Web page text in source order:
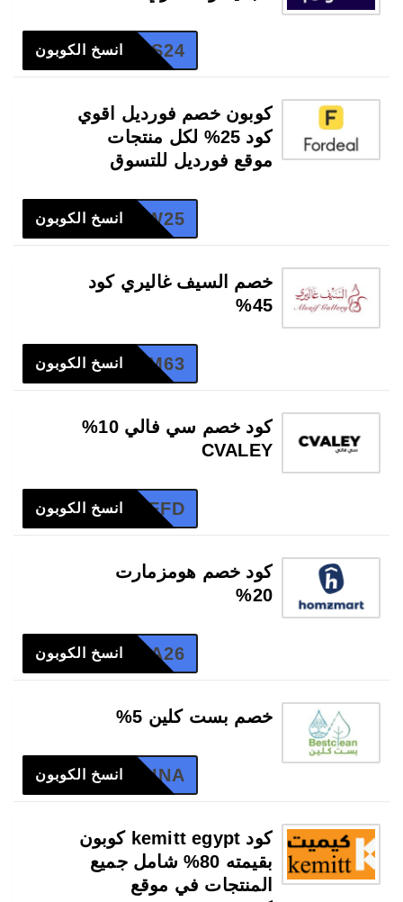
AS24 انسخ الكوبون
كوبون خصم فورديل اقوي
كود 25% لكل منتجات
موقع فورديل للتسوق
RW25 انسخ الكوبون
خصم السيف غاليري كود
45%
M63 انسخ الكوبون
كود خصم سي فالي 10%
CVALEY
FFD انسخ الكوبون
كود خصم هومزمارت
20%
A26 انسخ الكوبون
خصم بست كلين 5%
LINA انسخ الكوبون
كود kemitt egypt كوبون
بقيمته 80% شامل جميع
المنتجات في موقع